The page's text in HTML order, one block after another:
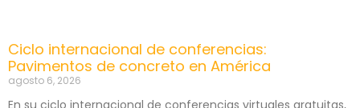
Ciclo internacional de conferencias:
Pavimentos de concreto en América
agosto 6, 2026